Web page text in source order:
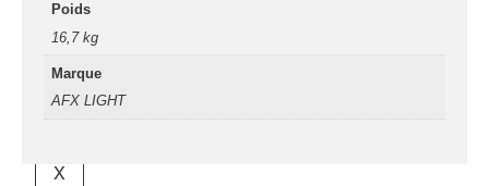
et pieds
Structure pro alu
X
Poids
16,7 kg
Marque
AFX LIGHT